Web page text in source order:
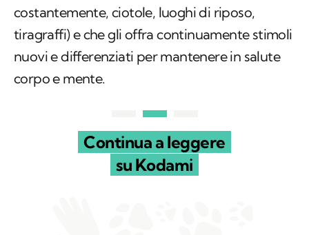
costantemente, ciotole, luoghi di riposo,
tiragraffi) e che gli offra continuamente stimoli
nuovi e differenziati per mantenere in salute
corpo e mente.
Continua a leggere
su Kodami